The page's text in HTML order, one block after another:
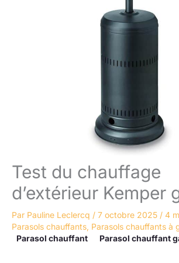
Test du chauffage
d’extérieur Kemper
Par Pauline Leclercq / 7 octobre 2025 / 4
Parasols chauffants, Parasols chauffants à
Parasol chauffant
Parasol chauffant